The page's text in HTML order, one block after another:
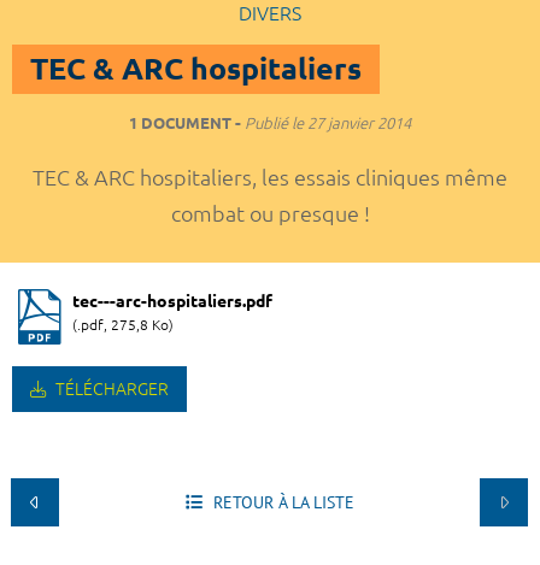
DIVERS
TEC & ARC hospitaliers
1 DOCUMENT Publié le27 janvier 2014
TEC & ARC hospitaliers, les essais cliniques même
combat ou presque !
tec---arc-hospitaliers.pdf
(.pdf, 275,8 Ko)
TÉLÉCHARGER
RETOUR À LA LISTE